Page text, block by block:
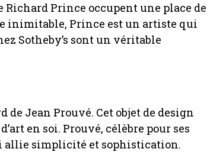
Prince occupent une place de
inimitable, Prince est un artiste qui
Sotheby’s sont un véritable
Jean Prouvé. Cet objet de design
en soi. Prouvé, célèbre pour ses
allie simplicité et sophistication.